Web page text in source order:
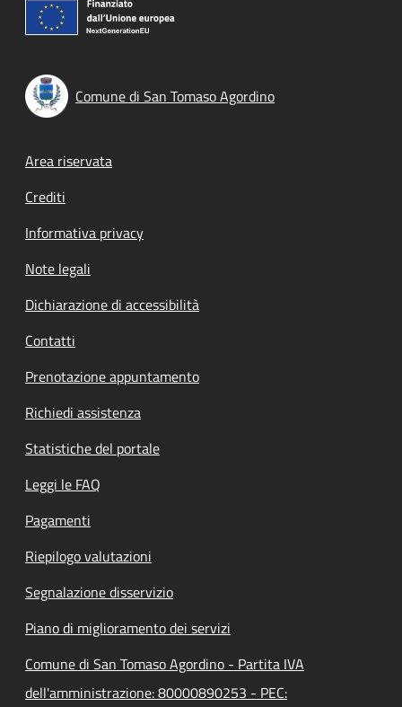
Comune di San Tomaso Agordino
Footer menu
Area riservata
Crediti
Informativa privacy
Note legali
Dichiarazione di accessibilità
Contatti
Prenotazione appuntamento
Richiedi assistenza
Statistiche del portale
Leggi le FAQ
Pagamenti
Riepilogo valutazioni
Segnalazione disservizio
Piano di miglioramento dei servizi
Comune di San Tomaso Agordino - Partita IVA
dell'amministrazione: 80000890253 - PEC: